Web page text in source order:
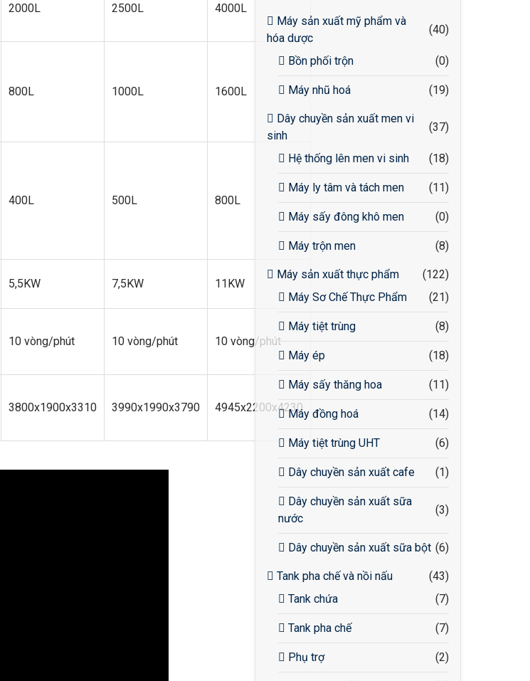
2000L 2500L 4000L
800L 1000L 1600L
400L 500L 800L
5,5KW 7,5KW 11KW
10 vòng/phút 10 vòng/phút 10 vòng/phút
3800x1900x3310 3990x1990x3790 4945x2200x4230
Máy sản xuất mỹ phẩm và
hóa dược
(40)
Bồn phối trộn (0)
Máy nhũ hoá (19)
Dây chuyền sản xuất men vi
sinh
(37)
Hệ thống lên men vi sinh (18)
Máy ly tâm và tách men (11)
Máy sấy đông khô men (0)
Máy trộn men (8)
Máy sản xuất thực phẩm
(122)
Máy Sơ Chế Thực Phẩm
(21)
Máy tiệt trùng (8)
Máy ép (18)
Máy sấy thăng hoa (11)
Máy đồng hoá (14)
Máy tiệt trùng UHT (6)
Dây chuyền sản xuất cafe (1)
Dây chuyền sản xuất sữa
nước
(3)
Dây chuyền sản xuất sữa bột (6)
Tank pha chế và nồi nấu
(43)
Tank chứa
(7)
Tank pha chế (7)
Phụ trợ (2)